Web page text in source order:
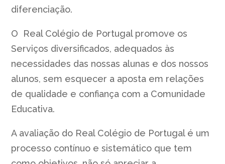
diferenciação.
O Real Colégio de Portugal promove os
Serviços diversificados, adequados às
necessidades das nossas alunas e dos nossos
alunos, sem esquecer a aposta em relações
de qualidade e confiança com a Comunidade
Educativa.
A avaliação do Real Colégio de Portugal é um
processo contínuo e sistemático que tem